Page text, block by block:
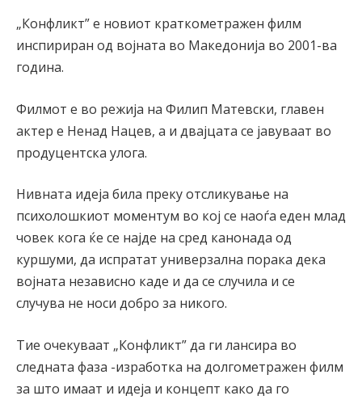
„Конфликт” е новиот краткометражен филм
инспириран од војната во Македонија во 2001-ва
година.
Филмот е во режија на Филип Матевски, главен
актер е Ненад Нацев, а и двајцата се јавуваат во
продуцентска улога.
Нивната идеја била преку отсликување на
психолошкиот моментум во кој се наоѓа еден млад
човек кога ќе се најде на сред канонада од
куршуми, да испратат универзална порака дека
војната независно каде и да се случила и се
случува не носи добро за никого.
Тие очекуваат „Конфликт” да ги лансира во
следната фаза -изработка на долгометражен филм
за што имаат и идеја и концепт како да го